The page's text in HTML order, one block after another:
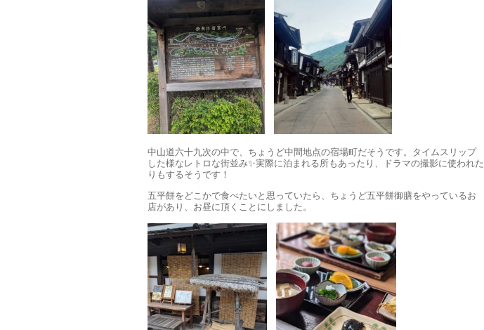
中山道六十九次の中で、ちょうど中間地点の宿場町だそうです。タイムスリップ
した様なレトロな街並み✨実際に泊まれる所もあったり、ドラマの撮影に使われた
りもするそうです！
五平餅をどこかで食べたいと思っていたら、ちょうど五平餅御膳をやっているお
店があり、お昼に頂くことにしました。